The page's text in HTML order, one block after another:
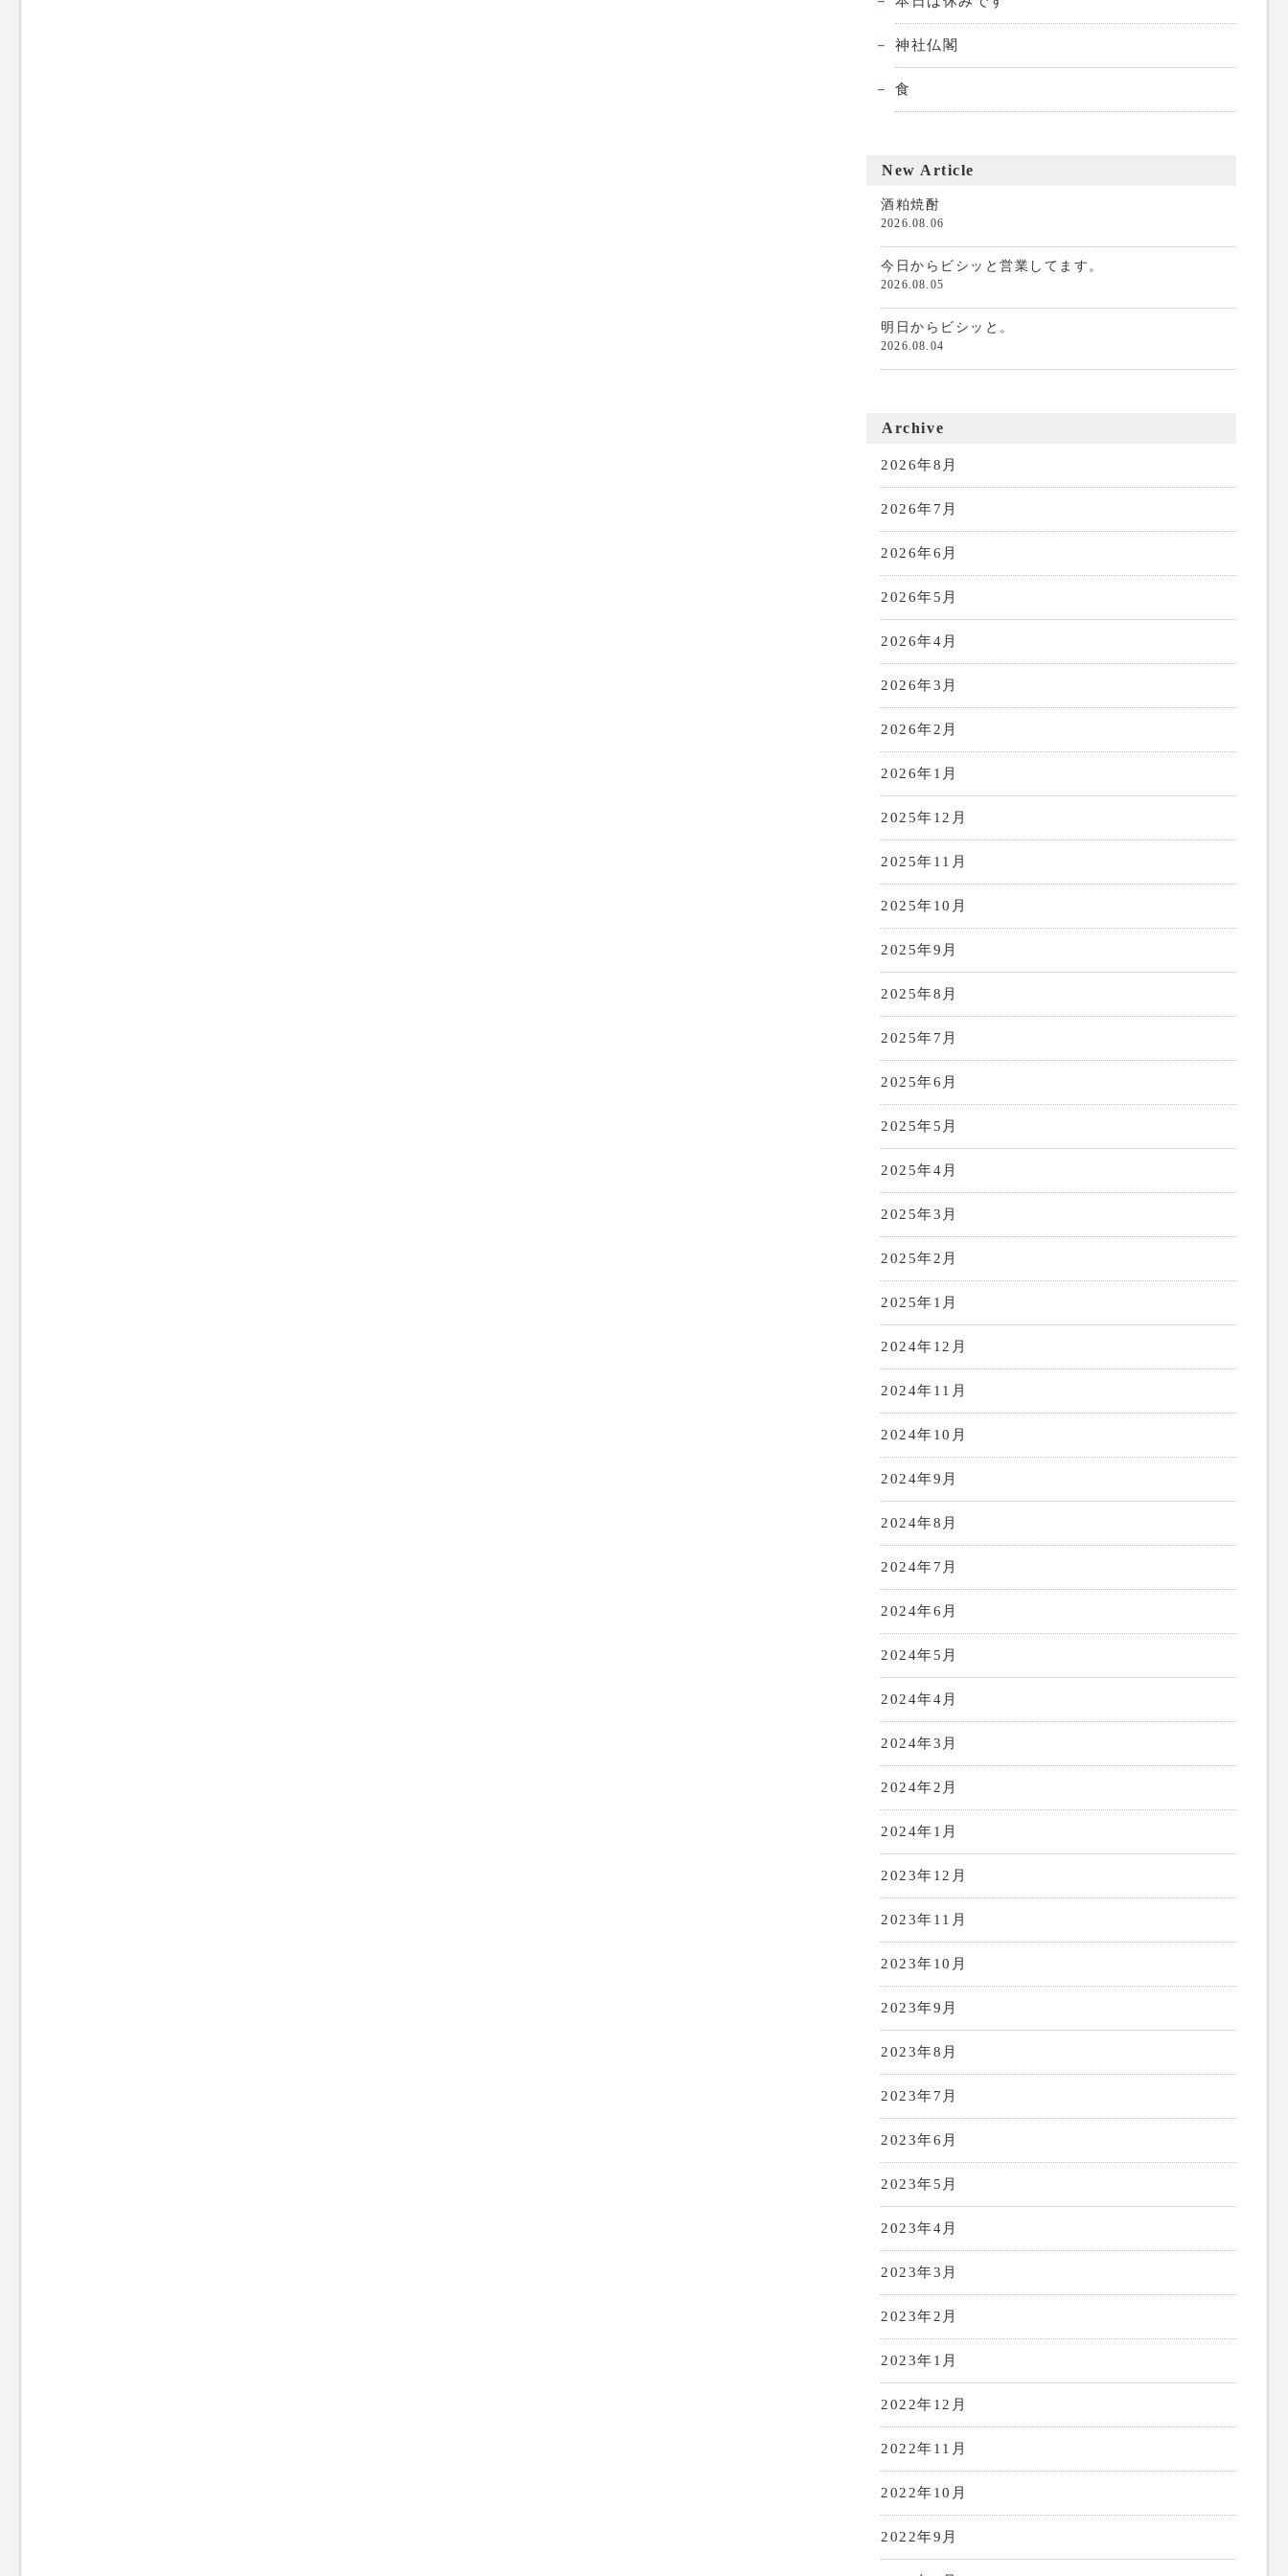
神社仏閣
食
New Article
酒粕焼酎
2026.08.06
今日からビシッと営業してます。
2026.08.05
明日からビシッと。
2026.08.04
Archive
2026年8月
2026年7月
2026年6月
2026年5月
2026年4月
2026年3月
2026年2月
2026年1月
2025年12月
2025年11月
2025年10月
2025年9月
2025年8月
2025年7月
2025年6月
2025年5月
2025年4月
2025年3月
2025年2月
2025年1月
2024年12月
2024年11月
2024年10月
2024年9月
2024年8月
2024年7月
2024年6月
2024年5月
2024年4月
2024年3月
2024年2月
2024年1月
2023年12月
2023年11月
2023年10月
2023年9月
2023年8月
2023年7月
2023年6月
2023年5月
2023年4月
2023年3月
2023年2月
2023年1月
2022年12月
2022年11月
2022年10月
2022年9月